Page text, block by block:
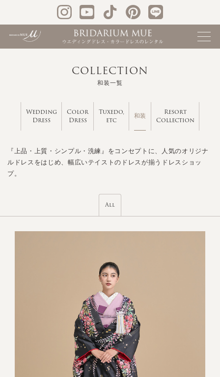
COLLECTION
和装一覧
Wedding
Dress
Color
Dress
Tuxedo,
etc
和装
Resort
Collection
『上品・上質・シンプル・洗練』をコンセプトに、人気のオリジナ
ルドレスをはじめ、幅広いテイストのドレスが揃うドレスショッ
プ。
All